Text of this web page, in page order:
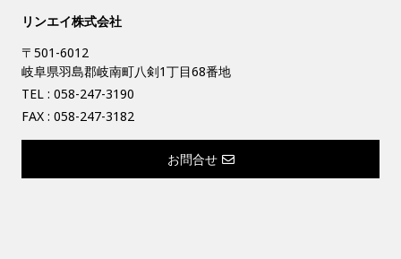
リンエイ株式会社
〒501-6012
岐阜県羽島郡岐南町八剣1丁目68番地
TEL : 058-247-3190
FAX : 058-247-3182
お問合せ